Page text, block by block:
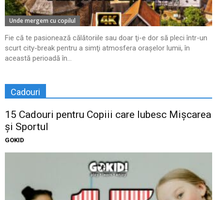
Unde mergem cu copilul
Fie că te pasionează călătoriile sau doar ţi-e dor să pleci într-un
scurt city-break pentru a simţi atmosfera oraşelor lumii, în
această perioadă în...
Cadouri
15 Cadouri pentru Copiii care Iubesc Mișcarea
și Sportul
GOKID